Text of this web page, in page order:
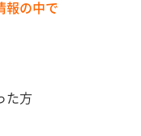
報の中で
た方